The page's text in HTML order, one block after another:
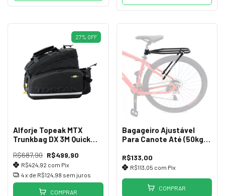
27% OFF
Alforje Topeak MTX
Trunkbag DX 3M Quick
R$687,90 R$499,90
R$424,92 com Pix
4x de R$124,98 sem juros
COMPRAR
Bagageiro Ajustável
Para Canote Até (50kg)
R$133,00
R$113,05 com Pix
COMPRAR